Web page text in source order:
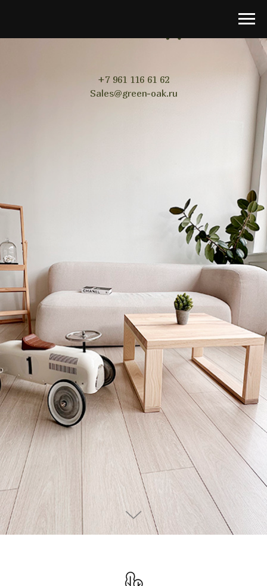
+7 961 116 61 62
Sales@green-oak.ru